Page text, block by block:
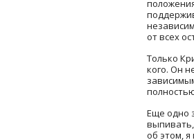
от всех
Только
кого. Он
Еще одно
об этом,